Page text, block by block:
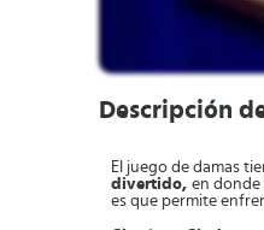
Descripción
El juego de damas
divertido, en donde
es que permite